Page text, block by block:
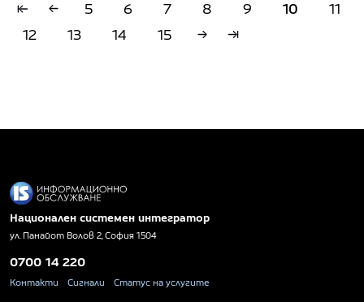
5 6 7 8 9 10
11
12
13 14 15
Национален системен интегратор
ул. Панайот Волов 2, София 1504
0700 14 220
Контакти Сигнали Статус на услугите